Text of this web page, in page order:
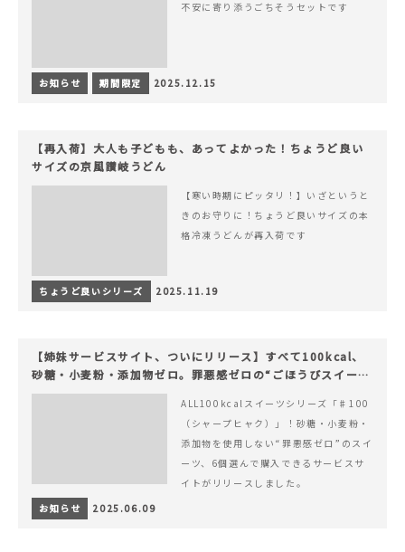
不安に寄り添うごちそうセットです
お知らせ 期間限定 2025.12.15
【再入荷】大人も子どもも、あってよかった！ちょうど良い
サイズの京風讃岐うどん
【寒い時期にピッタリ！】いざというと
きのお守りに！ちょうど良いサイズの本
格冷凍うどんが再入荷です
ちょうど良いシリーズ 2025.11.19
【姉妹サービスサイト、ついにリリース】すべて100kcal、
砂糖・小麦粉・添加物ゼロ。罪悪感ゼロの“ごほうびスイー
ツ”『#100（シャープ100）』
ALL100kcalスイーツシリーズ「♯100
（シャープヒャク）」！砂糖・小麦粉・
添加物を使用しない“罪悪感ゼロ”のスイ
ーツ、6個選んで購入できるサービスサ
イトがリリースしました。
お知らせ
2025.06.09